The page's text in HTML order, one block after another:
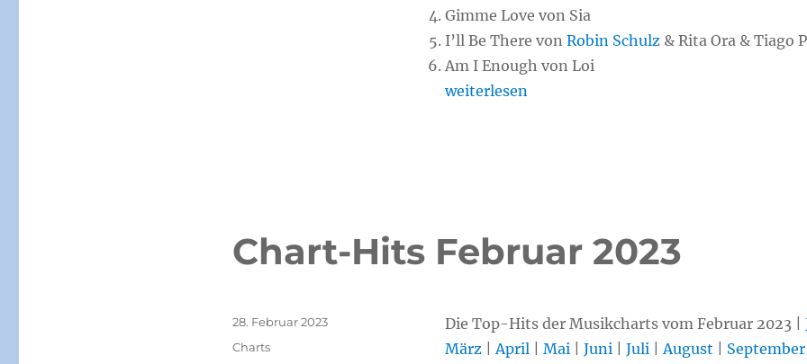
Gimme Love von Sia
I’ll Be There vonRobin Schulz & Rita Ora & Tiago
Am I Enough von Loi
„Chart-Hits Februar 2024“
weiterlesen
Chart-Hits Februar 2023
Die Top-Hits der Musikcharts vom Februar 2023 |
März |April |Mai |Juni |Juli |August September
Veröffentlicht
am
28. Februar 2023
Kategorien
Charts